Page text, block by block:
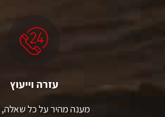
עזרה וייעוץ
מענה מהיר על כל שאלה,